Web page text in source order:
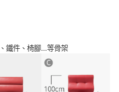
鐵件、椅腳...等骨架